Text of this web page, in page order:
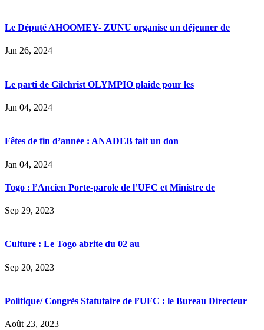
Le Député AHOOMEY- ZUNU organise un déjeuner de
Jan 26, 2024
Le parti de Gilchrist OLYMPIO plaide pour les
Jan 04, 2024
Fêtes de fin d’année : ANADEB fait un don
Jan 04, 2024
Togo : l’Ancien Porte-parole de l’UFC et Ministre de
Sep 29, 2023
Culture : Le Togo abrite du 02 au
Sep 20, 2023
Politique/ Congrès Statutaire de l’UFC : le Bureau Directeur
Août 23, 2023